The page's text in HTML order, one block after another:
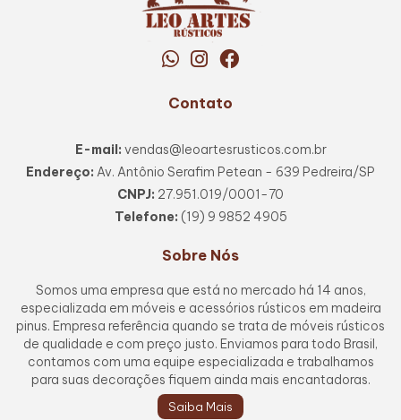
Contato
E-mail: vendas@leoartesrusticos.com.br
Endereço: Av. Antônio Serafim Petean - 639 Pedreira/SP
CNPJ: 27.951.019/0001-70
Telefone: (19) 9 9852 4905
Sobre Nós
Somos uma empresa que está no mercado há 14 anos,
especializada em móveis e acessórios rústicos em madeira
pinus. Empresa referência quando se trata de móveis rústicos
de qualidade e com preço justo. Enviamos para todo Brasil,
contamos com uma equipe especializada e trabalhamos
para suas decorações fiquem ainda mais encantadoras.
Saiba Mais